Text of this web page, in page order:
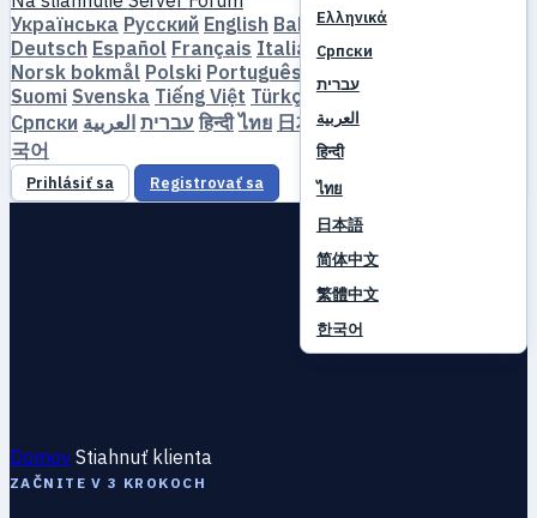
Ελληνικά
Српски
עברית
العربية
हिन्दी
ไทย
日本語
简体中文
繁體中文
한국어
Українська Русский English Bahasa Indonesia
Deutsch Español Français Italiano Magyar
Norsk bokmål Polski Português
Suomi Svenska Tiếng Việt Türkçe Čeština
Српски
עברית العربية हिन्दी ไทย 日本語 简体中文
국어
Prihlásiť sa Registrovať sa
Domov Stiahnuť klienta
ZAČNITE V 3 KROKOCH